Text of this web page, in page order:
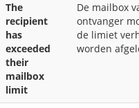
The
recipient
has
exceeded
their
mailbox
limit
De mailbox
ontvanger
de limiet
worden